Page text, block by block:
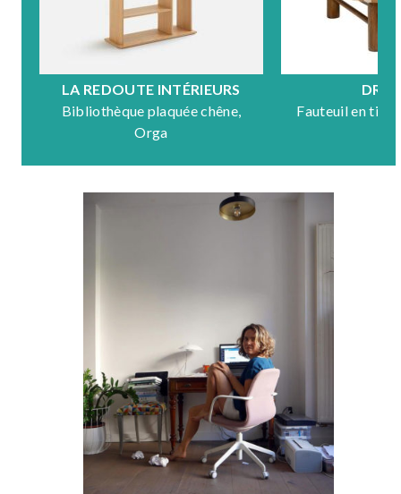
LA REDOUTE INTÉRIEURS
Bibliothèque plaquée chêne,
Orga
Fauteuil en